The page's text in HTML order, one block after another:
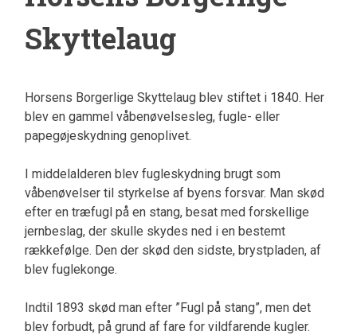
Skyttelaug
Horsens Borgerlige Skyttelaug blev stiftet i 1840. Her
blev en gammel våbenøvelsesleg, fugle- eller
papegøjeskydning genoplivet.
I middelalderen blev fugleskydning brugt som
våbenøvelser til styrkelse af byens forsvar. Man skød
efter en træfugl på en stang, besat med forskellige
jernbeslag, der skulle skydes ned i en bestemt
rækkefølge. Den der skød den sidste, brystpladen, af
blev fuglekonge.
Indtil 1893 skød man efter ”Fugl på stang”, men det
blev forbudt, på grund af fare for vildfarende kugler.